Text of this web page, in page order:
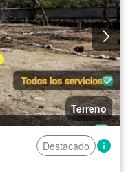
Terreno
Destacado